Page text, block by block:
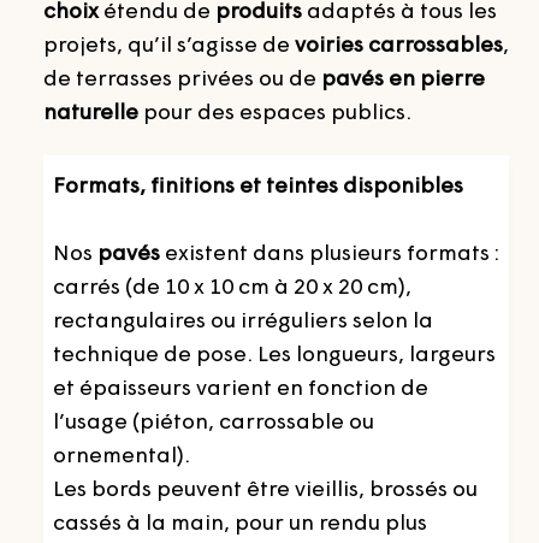
choixétendu de produitsadaptés à tous les
projets, qu’il s’agisse de voiries carrossables,
de terrasses privées ou de pavés en pierre
naturellepour des espaces publics.
Formats, finitions et teintes disponibles
Nos pavésexistent dans plusieurs formats :
carrés (de 10 x 10 cm à 20 x 20 cm),
rectangulaires ou irréguliers selon la
technique de pose. Les longueurs, largeurs
et épaisseurs varient en fonction de
l’usage (piéton, carrossable ou
ornemental).
Les bords peuvent être vieillis, brossés ou
cassés à la main, pour un rendu plus